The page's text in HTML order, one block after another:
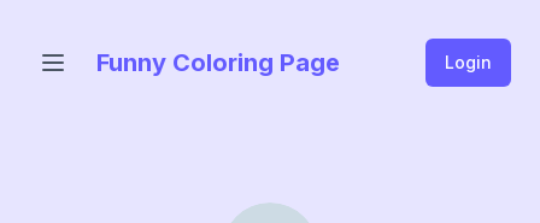
Funny Coloring Page Login